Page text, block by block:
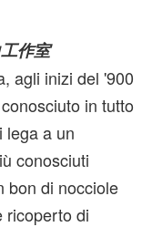
作室
agli inizi del '900
in tutto
lega a un
conosciuti
bon di nocciole
ricoperto di